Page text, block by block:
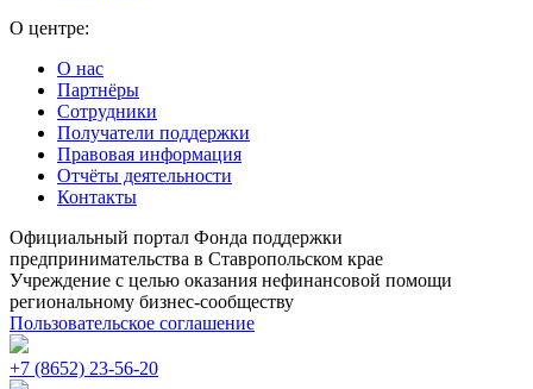
О центре:
О нас
Партнёры
Сотрудники
Получатели поддержки
Правовая информация
Отчёты деятельности
Контакты
Официальный портал Фонда поддержки
предпринимательства в Ставропольском крае
Учреждение с целью оказания нефинансовой помощи
региональному бизнес-сообществу
Пользовательское соглашение
+7 (8652) 23-56-20